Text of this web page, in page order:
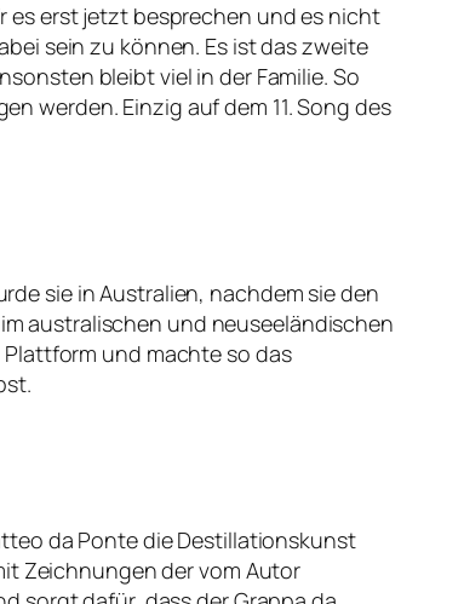
es erst jetzt besprechen und es nicht
sein zu können. Es ist das zweite
bleibt viel in der Familie. So
werden. Einzig auf dem 11. Song des
sie in Australien, nachdem sie den
australischen und neuseeländischen
Plattform und machte so das
da Ponte die Destillationskunst
Zeichnungen der vom Autor